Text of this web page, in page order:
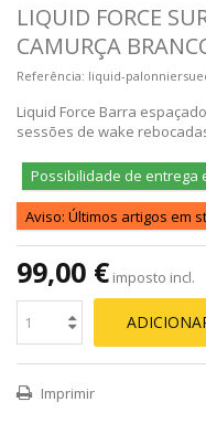
LIQUID FORCE
CAMURÇA
Referência: liquid-
Liquid Force Barra
sessões de wake
Possibilidade de entrega
Aviso: Últimos artigos em
99,00 € imposto incl.
Imprimir